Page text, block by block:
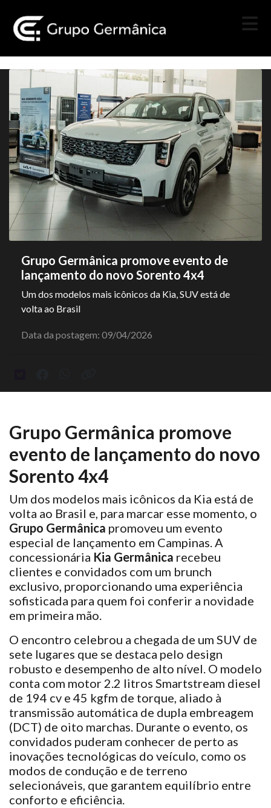
Grupo Germânica promove evento de
lançamento do novo Sorento 4x4
Um dos modelos mais icônicos da Kia, SUV está de
volta ao Brasil
Data da postagem: 09/04/2026
Grupo Germânica promove
evento de lançamento do novo
Sorento 4x4
Um dos modelos mais icônicos da Kia está de
volta ao Brasil e, para marcar esse momento, o
Grupo Germânica promoveu um evento
especial de lançamento em Campinas. A
concessionária Kia Germânica recebeu
clientes e convidados com um brunch
exclusivo, proporcionando uma experiência
sofisticada para quem foi conferir a novidade
em primeira mão.
O encontro celebrou a chegada de um SUV de
sete lugares que se destaca pelo design
robusto e desempenho de alto nível. O modelo
conta com motor 2.2 litros Smartstream diesel
de 194 cv e 45 kgfm de torque, aliado à
transmissão automática de dupla embreagem
(DCT) de oito marchas. Durante o evento, os
convidados puderam conhecer de perto as
inovações tecnológicas do veículo, como os
modos de condução e de terreno
selecionáveis, que garantem equilíbrio entre
conforto e eficiência.